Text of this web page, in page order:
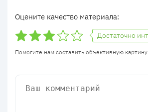
Оцените качество материала:
Достаточно
Помогите нам составить объективную картину